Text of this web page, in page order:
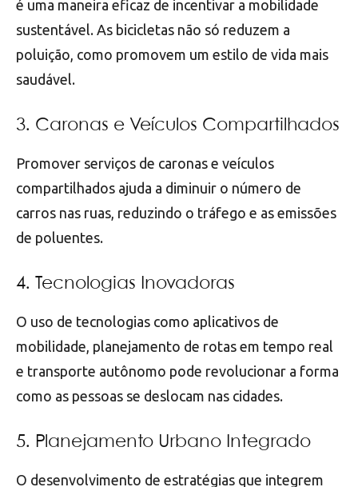
é uma maneira eficaz de incentivar a mobilidade
sustentável. As bicicletas não só reduzem a
poluição, como promovem um estilo de vida mais
saudável.
3. Caronas e Veículos Compartilhados
Promover serviços de caronas e veículos
compartilhados ajuda a diminuir o número de
carros nas ruas, reduzindo o tráfego e as emissões
de poluentes.
4. Tecnologias Inovadoras
O uso de tecnologias como aplicativos de
mobilidade, planejamento de rotas em tempo real
e transporte autônomo pode revolucionar a forma
como as pessoas se deslocam nas cidades.
5. Planejamento Urbano Integrado
O desenvolvimento de estratégias que integrem